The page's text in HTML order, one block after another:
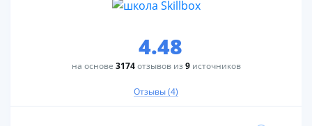
4.48
на основе 3174отзывов из 9источников
Отзывы (4)